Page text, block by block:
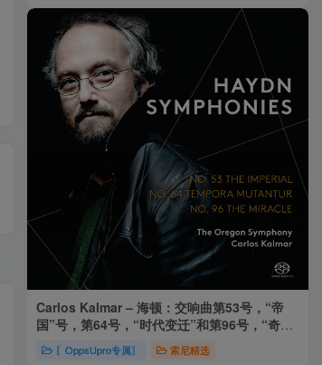
Carlos Kalmar – 海顿：交响曲第53号，“帝
国”号，第64号，“时代变迁”和第96号，“奇迹”
号 (俄勒冈交响乐团，卡尔玛)
〖OppsUpro专属〗 索尼精选